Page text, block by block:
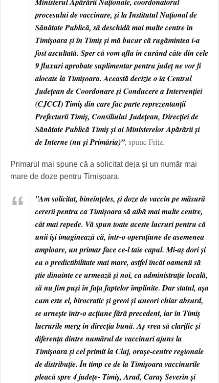
procesului de vaccinare, și la Institutul Național de
Sănătate Publică, să deschidă mai multe centre în
Timișoara și în Timiș și mă bucur că rugămintea i-a
fost ascultată. Sper că vom afla în curând câte din cele
9 fluxuri aprobate suplimentar pentru județ ne vor fi
alocate la Timișoara. Această decizie o ia Centrul
Județean de Coordonare și Conducere a Intervenției
(CJCCI) Timiș din care fac parte reprezentanții
Prefecturii Timiș, Consiliului Județean, Direcției de
Sănătate Publică Timiș și ai Ministerelor Apărării și
de Interne (nu și Primăria)”, spune Fritz.
Primarul mai spune că a solicitat deja și un număr mai
mare de doze pentru Timișoara.
”Am solicitat, bineînțeles, și doze de vaccin pe măsură
cererii pentru ca Timișoara să aibă mai multe centre,
cât mai repede. Vă spun toate aceste lucruri pentru că
unii își imaginează că, într-o operațiune de asemenea
amploare, un primar face ce-l taie capul. Mi-aș dori și
eu o predictibilitate mai mare, astfel încât oamenii să
știe dinainte ce urmează și noi, ca administrație locală,
să nu fim puși în fața faptelor împlinite. Dar statul, așa
cum este el, birocratic și greoi și uneori chiar absurd,
se urnește într-o acțiune fără precedent, iar în Timiș
lucrurile merg în direcția bună. Aș vrea să clarific și
diferența dintre numărul de vaccinuri ajuns la
Timișoara și cel primit la Cluj, orașe-centre regionale
de distribuție. În timp ce de la Timișoara vaccinurile
pleacă spre 4 județe- Timiș, Arad, Caraș Severin și